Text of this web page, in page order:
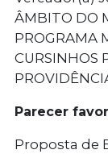
ÂMBITO DO
PROGRAMA
CURSINHOS
Parecer
Proposta de